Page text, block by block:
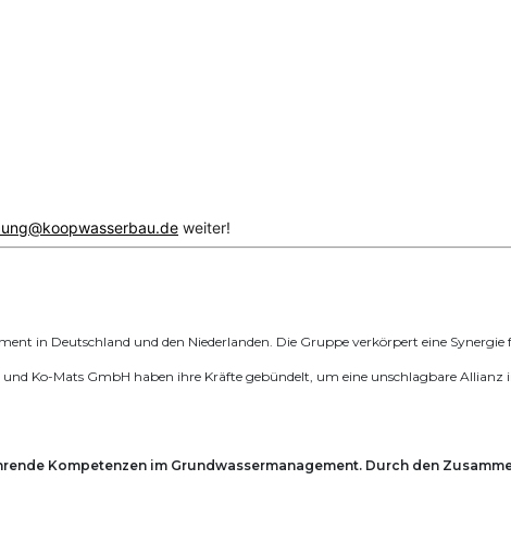
weiter!
in Deutschland und den Niederlanden. Die Gruppe verkörpert eine
Ko-Mats GmbH haben ihre Kräfte gebündelt, um eine unschlagbare
Kompetenzen im Grundwassermanagement. Durch den